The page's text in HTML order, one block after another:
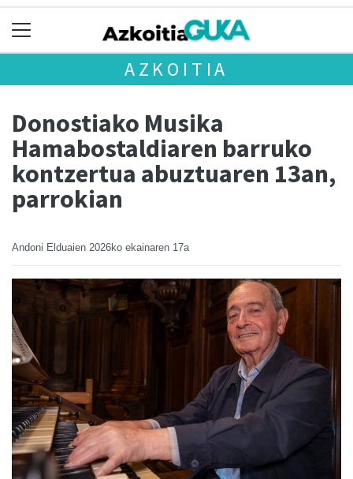
AZKOITIA
Donostiako Musika
Hamabostaldiaren barruko
kontzertua abuztuaren 13an,
parrokian
Andoni Elduaien 2026ko ekainaren 17a